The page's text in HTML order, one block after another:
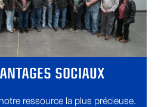
SOCIAUX
ressource la plus précieuse.